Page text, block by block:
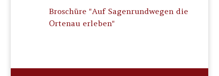
Broschüre "Auf Sagenrundwegen die
Ortenau erleben"